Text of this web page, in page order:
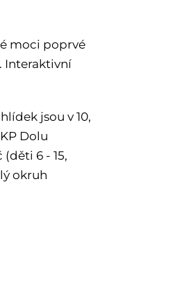
moci poprvé
Interaktivní
jsou v 10,
Dolu
6 - 15,
okruh